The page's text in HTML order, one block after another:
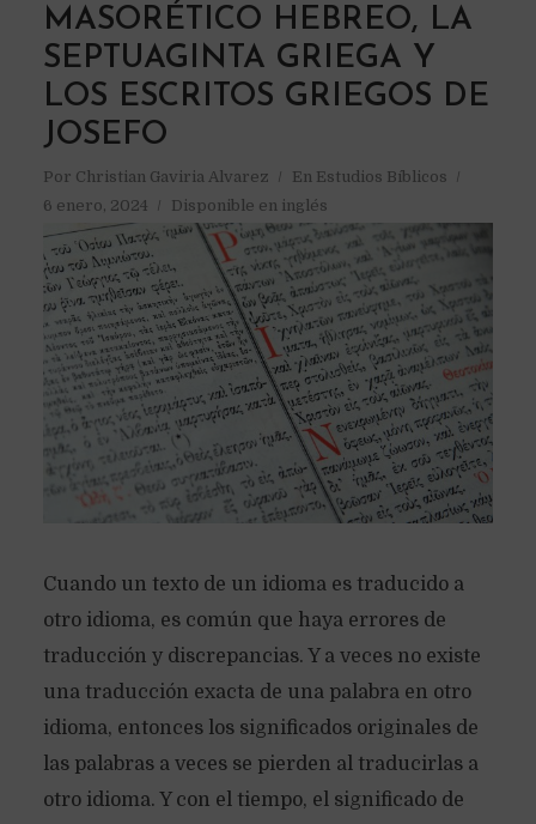
MASORÉTICO HEBREO, LA
SEPTUAGINTA GRIEGA Y
LOS ESCRITOS GRIEGOS DE
JOSEFO
Por Christian Gaviria Alvarez En Estudios Bíblicos
6 enero, 2024
Disponible en inglés
Cuando un texto de un idioma es traducido a
otro idioma, es común que haya errores de
traducción y discrepancias. Y a veces no existe
una traducción exacta de una palabra en otro
idioma, entonces los significados originales de
las palabras a veces se pierden al traducirlas a
otro idioma. Y con el tiempo, el significado de